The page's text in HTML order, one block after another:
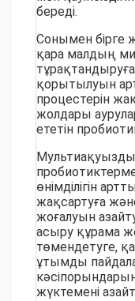
береді.
Сонымен бірге
қара малдың
қорытылуын
процестерін
жолдары
ететін
өнімділігін
жақсартуға
жоғалуын
асыру құрама
төмендетуге,
ұтымды
жүктемені